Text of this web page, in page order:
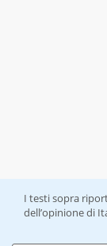
I testi sopra
dell’opinione di